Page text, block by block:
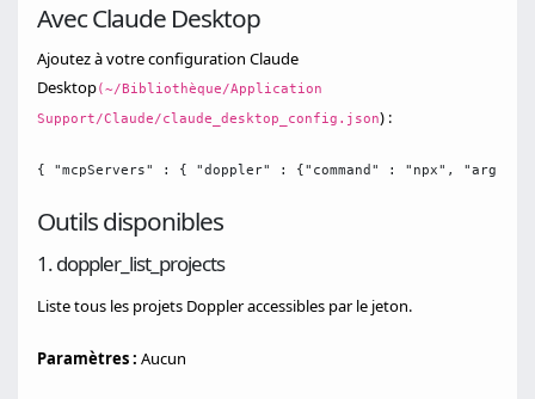
Avec Claude Desktop
Ajoutez à votre configuration Claude
Desktop(~/Bibliothèque/Application
Support/Claude/claude_desktop_config.json) :
{ "mcpServers" : { "doppler" : {"command" : "npx", "args" :
Outils disponibles
1. doppler_list_projects
Liste tous les projets Doppler accessibles par le jeton.
Paramètres : Aucun